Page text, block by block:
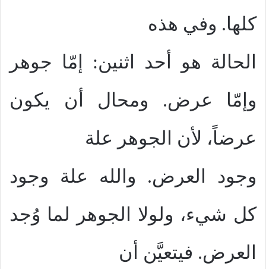
كلها. وفي هذه
الحالة هو أحد اثنين: إمّا جوهر
وإمّا عرض. ومحال أن يكون
عرضاً، لأن الجوهر علة
وجود العرض. والله علة وجود
كل شيء، ولولا الجوهر لما وُجد
العرض. فيتعيَّن أن